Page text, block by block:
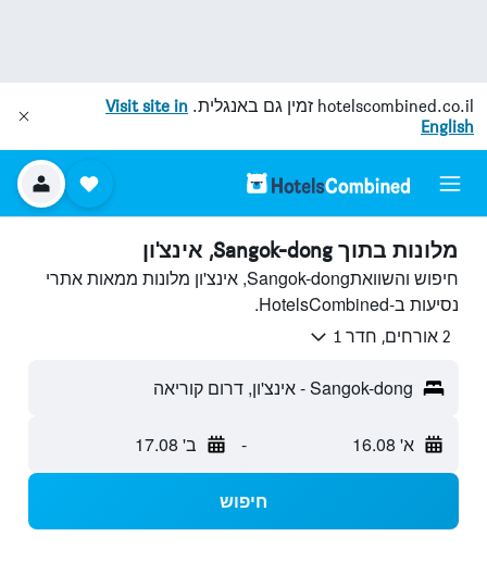
hotelscombined.co.il זמין גם באנגלית. Visit site in
English
מלונות בתוך Sangok-dong, אינצ'ון
חיפוש והשוואתSangok-dong, אינצ'ון מלונות ממאות אתרי
נסיעות ב-HotelsCombined.
2 אורחים, חדר 1
Sangok-dong - אינצ'ון, דרום קוריאה
א' 16.08 - ב' 17.08
חיפוש